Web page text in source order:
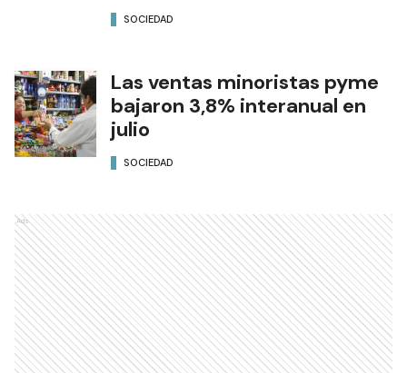
SOCIEDAD
Las ventas minoristas pyme
bajaron 3,8% interanual en
julio
SOCIEDAD
Ads